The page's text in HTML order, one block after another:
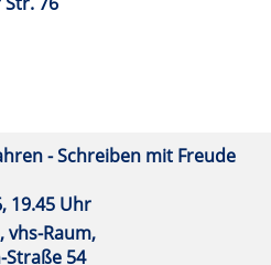
- Schreiben mit Freude
19.45 Uhr
vhs-Raum,
Straße 54